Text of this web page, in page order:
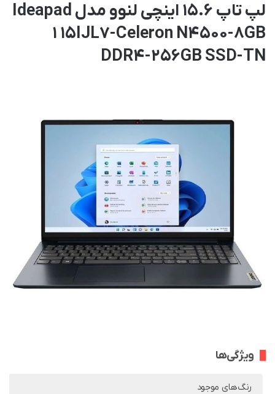
لپ تاپ 15.6 اینچی لنوو مدل Ideapad
1 15IJL7-Celeron N4500-8GB
DDR4-256GB SSD-TN
ویژگی‌ها
رنگ‌های موجود